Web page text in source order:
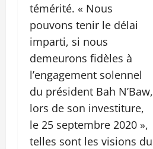
témérité. « Nous
pouvons tenir le délai
imparti, si nous
demeurons fidèles à
l’engagement solennel
du président Bah N’Baw,
lors de son investiture,
le 25 septembre 2020 »,
telles sont les visions du